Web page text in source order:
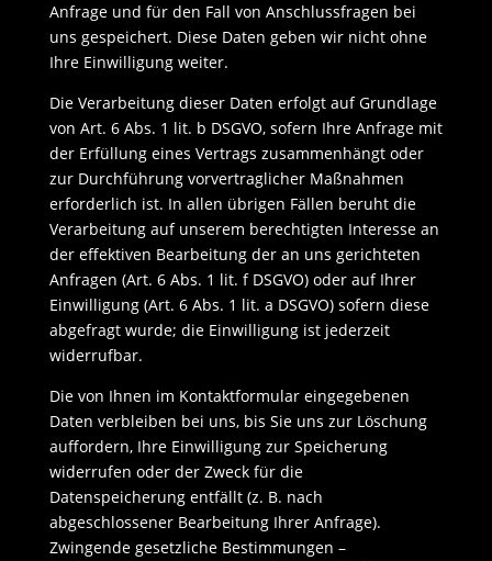
Anfrage und für den Fall von Anschlussfragen bei
uns gespeichert. Diese Daten geben wir nicht ohne
Ihre Einwilligung weiter.
Die Verarbeitung dieser Daten erfolgt auf Grundlage
von Art. 6 Abs. 1 lit. b DSGVO, sofern Ihre Anfrage mit
der Erfüllung eines Vertrags zusammenhängt oder
zur Durchführung vorvertraglicher Maßnahmen
erforderlich ist. In allen übrigen Fällen beruht die
Verarbeitung auf unserem berechtigten Interesse an
der effektiven Bearbeitung der an uns gerichteten
Anfragen (Art. 6 Abs. 1 lit. f DSGVO) oder auf Ihrer
Einwilligung (Art. 6 Abs. 1 lit. a DSGVO) sofern diese
abgefragt wurde; die Einwilligung ist jederzeit
widerrufbar.
Die von Ihnen im Kontaktformular eingegebenen
Daten verbleiben bei uns, bis Sie uns zur Löschung
auffordern, Ihre Einwilligung zur Speicherung
widerrufen oder der Zweck für die
Datenspeicherung entfällt (z. B. nach
abgeschlossener Bearbeitung Ihrer Anfrage).
Zwingende gesetzliche Bestimmungen –